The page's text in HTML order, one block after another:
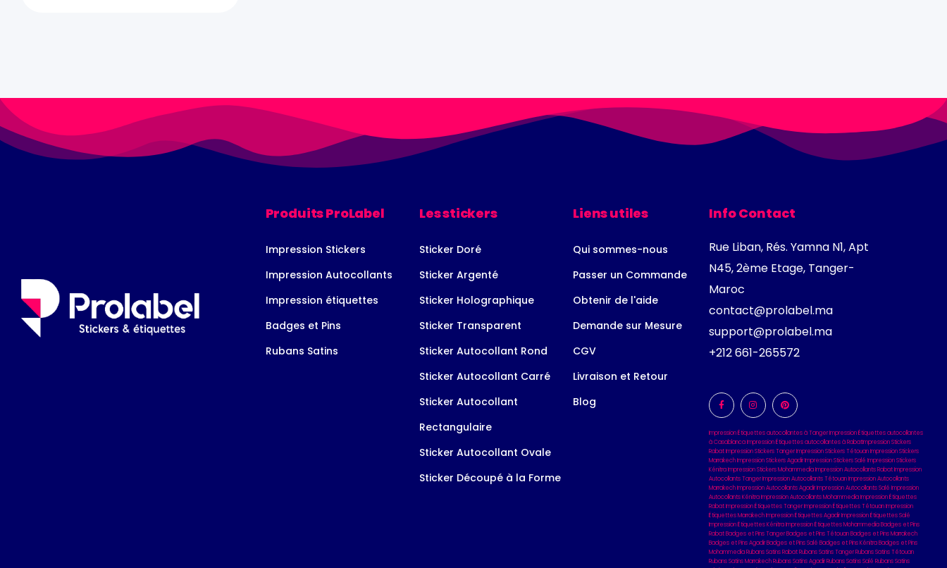
Produits ProLabel
Impression Stickers
Impression Autocollants
Impression étiquettes
Badges et Pins
Rubans Satins
Les stickers
Sticker Doré
Sticker Argenté
Sticker Holographique
Sticker Transparent
Sticker Autocollant Rond
Sticker Autocollant Carré
Sticker Autocollant
Rectangulaire
Sticker Autocollant Ovale
Sticker Découpé à la Forme
Liens utiles
Qui sommes-nous
Passer un Commande
Obtenir de l'aide
Demande sur Mesure
CGV
Livraison et Retour
Blog
Info Contact
Rue Liban, Rés. Yamna N1, Apt
N45, 2ème Etage, Tanger-
Maroc
contact@prolabel.ma
support@prolabel.ma
+212 661-265572
Impression Étiquettes autocollantes à Tanger Impression Étiquettes autocollantes
à Casablanca Impression Étiquettes autocollantes à RabatImpression Stickers
Rabat Impression Stickers Tanger Impression Stickers Tétouan Impression Stickers
Marrakech Impression Stickers Agadir Impression Stickers Salé Impression Stickers
Kénitra Impression Stickers Mohammedia Impression Autocollants Rabat Impression
Autocollants Tanger Impression Autocollants Tétouan Impression Autocollants
Marrakech Impression Autocollants Agadir Impression Autocollants Salé Impression
Autocollants Kénitra Impression Autocollants Mohammedia Impression Étiquettes
Rabat Impression Étiquettes Tanger Impression Étiquettes Tétouan Impression
Étiquettes Marrakech Impression Étiquettes Agadir Impression Étiquettes Salé
Impression Étiquettes Kénitra Impression Étiquettes Mohammedia Badges et Pins
Rabat Badges et Pins Tanger Badges et Pins Tétouan Badges et Pins Marrakech
Badges et Pins Agadir Badges et Pins Salé Badges et Pins Kénitra Badges et Pins
Mohammedia Rubans Satins Rabat Rubans Satins Tanger Rubans Satins Tétouan
Rubans Satins Marrakech Rubans Satins Agadir Rubans Satins Salé Rubans Satins